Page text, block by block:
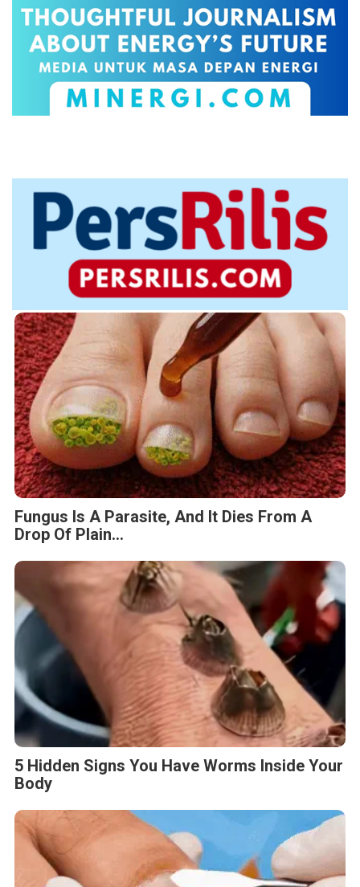
Fungus Is A Parasite, And It Dies From A
Drop Of Plain...
5 Hidden Signs You Have Worms Inside Your
Body